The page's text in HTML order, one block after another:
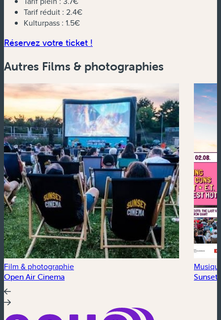
Tarif réduit : 2.4€
Kulturpass : 1.5€
Réservez votre ticket !
Autres Films & photographies
Film & photographie
Open Air Cinema Sunset